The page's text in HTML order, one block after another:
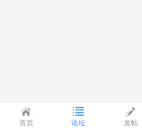
首页 论坛 发帖